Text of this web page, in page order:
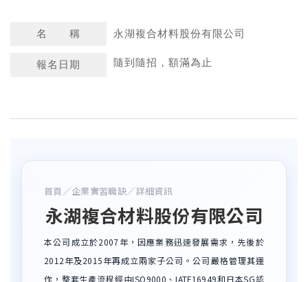
名 稱 永湖複合材料股份有限公司
報名日期 隨到隨招，額滿為止
首頁 ／企業實習職缺／詳細資訊
永湖複合材料股份有限公司
本公司成立於2007年，因應業務迅速發展需求，先後於
2012年及2015年再成立兩家子公司。公司嚴格管理其運
作，整套生產流程經由ISO9000、IATF16949和日本SG認